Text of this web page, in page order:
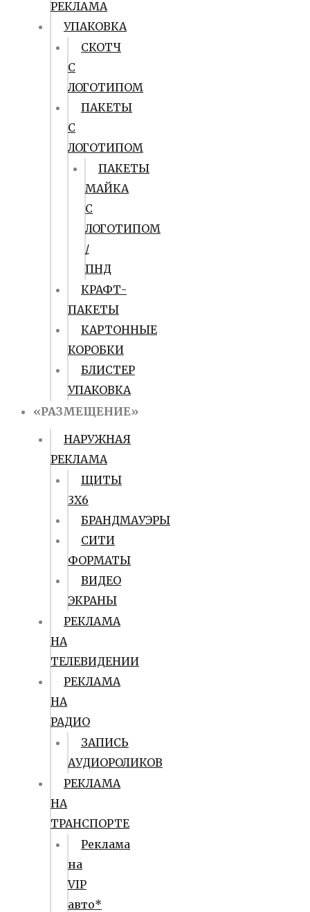
РЕКЛАМА
УПАКОВКА
СКОТЧ
С
ЛОГОТИПОМ
ПАКЕТЫ
С
ЛОГОТИПОМ
ПАКЕТЫ
МАЙКА
С
ЛОГОТИПОМ
/
ПНД
КРАФТ-
ПАКЕТЫ
КАРТОННЫЕ
КОРОБКИ
БЛИСТЕР
УПАКОВКА
«РАЗМЕЩЕНИЕ»
НАРУЖНАЯ
РЕКЛАМА
ЩИТЫ
3Х6
БРАНДМАУЭРЫ
СИТИ
ФОРМАТЫ
ВИДЕО
ЭКРАНЫ
РЕКЛАМА
НА
ТЕЛЕВИДЕНИИ
РЕКЛАМА
НА
РАДИО
ЗАПИСЬ
АУДИОРОЛИКОВ
РЕКЛАМА
НА
ТРАНСПОРТЕ
Реклама
на
VIP
авто*